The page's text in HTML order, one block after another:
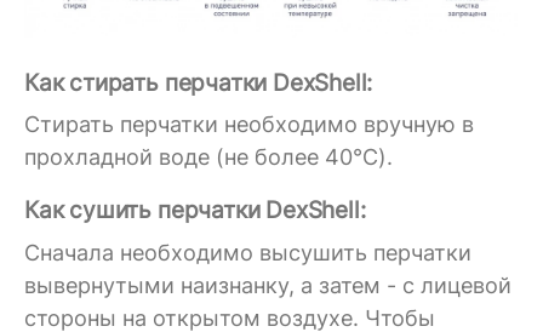
Как стирать перчатки DexShell:
Стирать перчатки необходимо вручную в
прохладной воде (не более 40°C).
Как сушить перчатки DexShell:
Сначала необходимо высушить перчатки
вывернутыми наизнанку, а затем - с лицевой
стороны на открытом воздухе. Чтобы